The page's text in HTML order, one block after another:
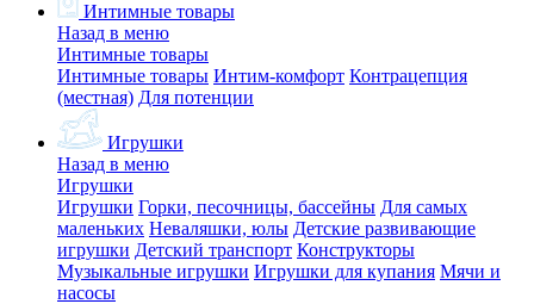
Интимные товары
Назад в меню
Интимные товары
Интимные товары Интим-комфорт Контрацепция
(местная) Для потенции
Игрушки
Назад в меню
Игрушки
Игрушки Горки, песочницы, бассейны Для самых
маленьких Неваляшки, юлы Детские развивающие
игрушки Детский транспорт Конструкторы
Музыкальные игрушки Игрушки для купания Мячи и
насосы